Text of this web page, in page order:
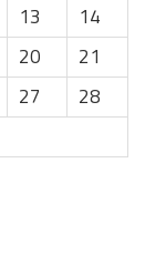
13
14
20
21
27
28